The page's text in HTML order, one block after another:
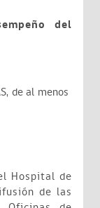
del
de al menos
Hospital de
de las